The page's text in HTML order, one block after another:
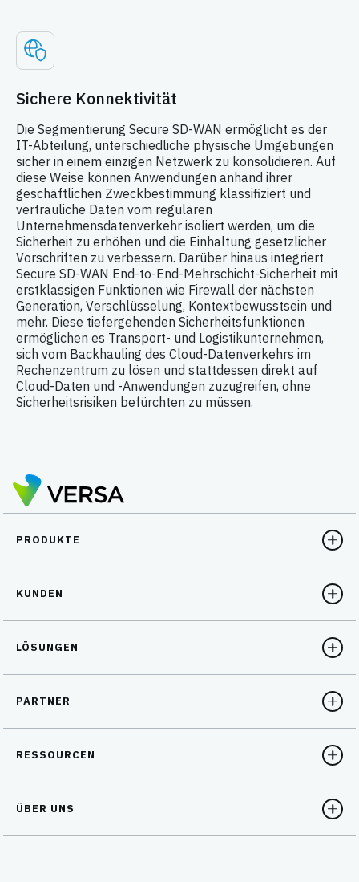
Sichere Konnektivität
Die Segmentierung Secure SD-WAN ermöglicht es der
IT-Abteilung, unterschiedliche physische Umgebungen
sicher in einem einzigen Netzwerk zu konsolidieren. Auf
diese Weise können Anwendungen anhand ihrer
geschäftlichen Zweckbestimmung klassifiziert und
vertrauliche Daten vom regulären
Unternehmensdatenverkehr isoliert werden, um die
Sicherheit zu erhöhen und die Einhaltung gesetzlicher
Vorschriften zu verbessern. Darüber hinaus integriert
Secure SD-WAN End-to-End-Mehrschicht-Sicherheit mit
erstklassigen Funktionen wie Firewall der nächsten
Generation, Verschlüsselung, Kontextbewusstsein und
mehr. Diese tiefergehenden Sicherheitsfunktionen
ermöglichen es Transport- und Logistikunternehmen,
sich vom Backhauling des Cloud-Datenverkehrs im
Rechenzentrum zu lösen und stattdessen direkt auf
Cloud-Daten und -Anwendungen zuzugreifen, ohne
Sicherheitsrisiken befürchten zu müssen.
PRODUKTE
KUNDEN
LÖSUNGEN
PARTNER
RESSOURCEN
ÜBER UNS